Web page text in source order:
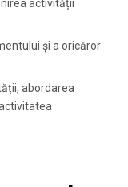
activității
și a oricăror
abordarea